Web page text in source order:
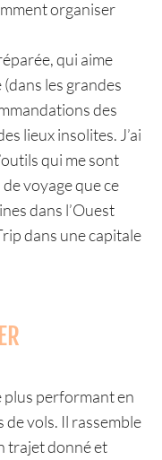
organiser
qui aime
(dans les grandes
des
lieux insolites. J’ai
qui me sont
voyage que ce
dans l’Ouest
dans une capitale
plus performant en
vols. Il rassemble
trajet donné et